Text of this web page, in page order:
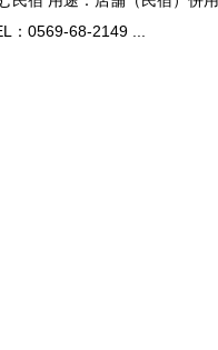
：0569-68-2149 ...